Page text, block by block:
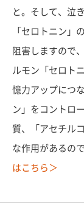
と。そして、泣
「セロトニン」
阻害しますので
ルモン「セロト
憶力アップにつ
ン」をコントロ
質、「アセチル
な作用があるの
はこちら＞